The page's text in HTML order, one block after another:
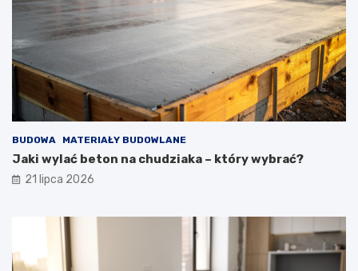
BUDOWA MATERIAŁY BUDOWLANE
Jaki wylać beton na chudziaka – który wybrać?
21 lipca 2026